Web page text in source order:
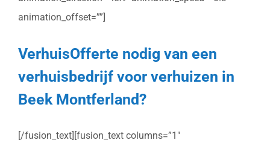
animation_offset=””]
VerhuisOfferte nodig van een
verhuisbedrijf voor verhuizen in
Beek Montferland?
[/fusion_text][fusion_text columns=”1″